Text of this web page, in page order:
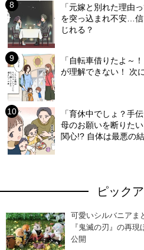
「元嫁と別れた理由
を突っ込まれ不安…
じれる？
「自転車借りたよ～
が理解できない！ 次
「育休中でしょ？手
母のお願いを断りた
関心!? 自体は最悪の
ピック
可愛いシルバニアま
『鬼滅の刃』の再
公開